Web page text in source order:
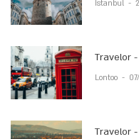
Istanbul -
Travelor
Lontoo -
Travelor